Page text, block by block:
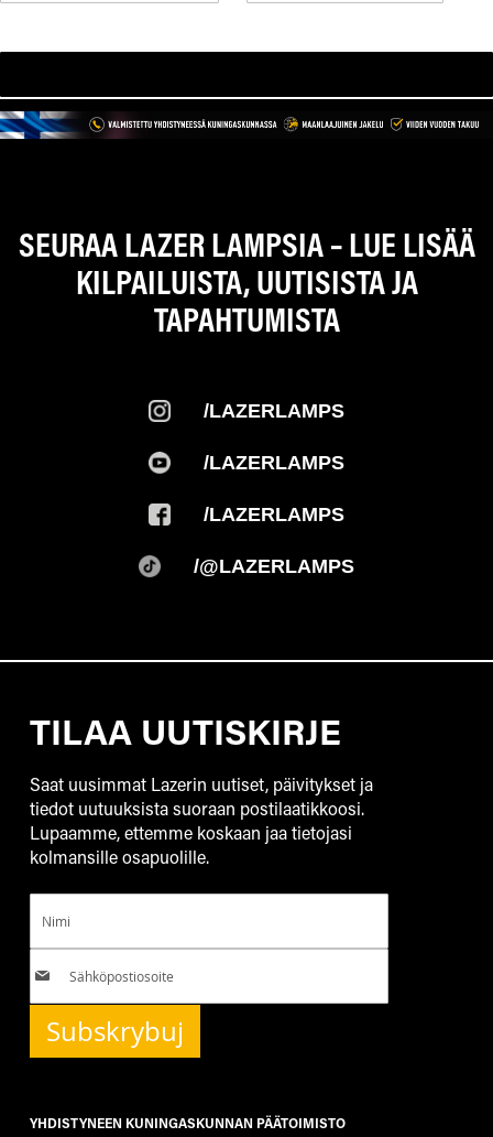
SEURAA LAZER LAMPSIA – LUE LISÄÄ
KILPAILUISTA, UUTISISTA JA
TAPAHTUMISTA
/LAZERLAMPS
/LAZERLAMPS
/LAZERLAMPS
/@LAZERLAMPS
TILAA UUTISKIRJE
Saat uusimmat Lazerin uutiset, päivitykset ja
tiedot uutuuksista suoraan postilaatikkoosi.
Lupaamme, ettemme koskaan jaa tietojasi
kolmansille osapuolille.
Subskrybuj
YHDISTYNEEN KUNINGASKUNNAN PÄÄTOIMISTO